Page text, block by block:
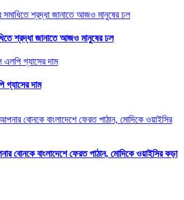
শ্রদ্ধা জানাতে আজও মানুষের ঢল
গ্যাসের দাম
বোনকে বাংলাদেশে ফেরত পাঠান, মোদিকে ওয়াইসির কড়া